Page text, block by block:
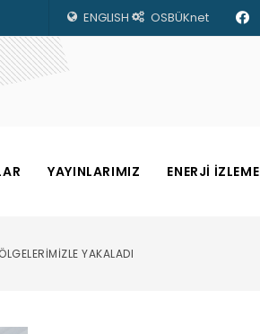
ENGLISH OSBÜKnet
YAYINLARIMIZ ENERJİ İZLEME
YAKALADI